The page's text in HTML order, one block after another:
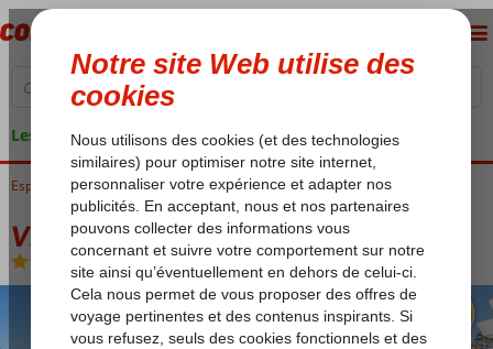
Les garanties de vacances
Espagne Îles Baléares Majorque Alcudia Viva Eden Lago
Viva Eden Lago
Chambre et petit déjeuner-Hôtel